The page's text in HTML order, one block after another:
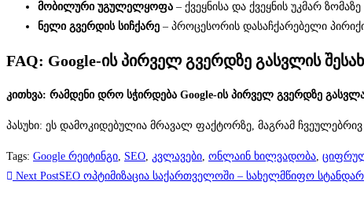
მობილური უგულელყოფა – ქვეყნისა და ქვეყნის უკმარ ზომაზე
ნელი გვერდის სიჩქარე – პროცესორის დასაჩქარებელი
FAQ: Google-ის პირველ გვერდზე გასვლის
კითხვა: რამდენი დრო სჭირდება Google-ის პირველ გვერდზე
პასუხი: ეს დამოკიდებულია მრავალ ფაქტორზე, მაგრამ ჩვეულებრივ
Tags: Google რეიტინგი SEO კვლავები ონლაინ ხილვადობა
Read
Next PostSEO ოპტიმიზაცია საქართველოში – სახელმწიფო